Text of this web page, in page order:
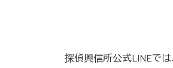
探偵興信所公式LINEで